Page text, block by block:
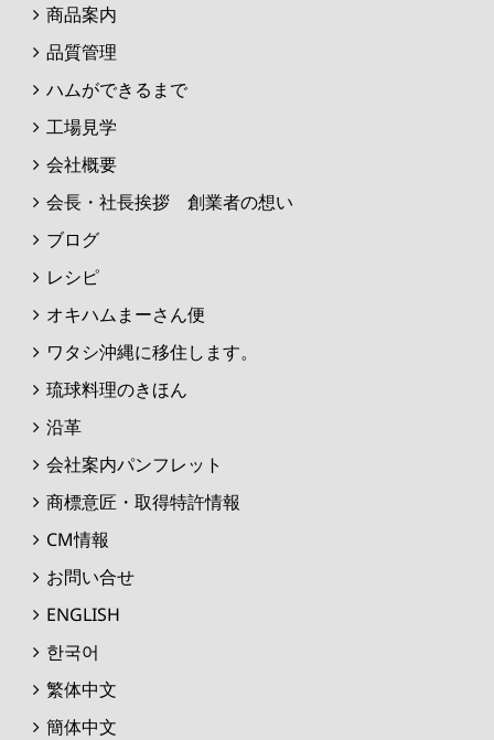
商品案内
品質管理
ハムができるまで
工場見学
会社概要
会長・社長挨拶 創業者の想い
ブログ
レシピ
オキハムまーさん便
ワタシ沖縄に移住します。
琉球料理のきほん
沿革
会社案内パンフレット
商標意匠・取得特許情報
CM情報
お問い合せ
ENGLISH
한국어
繁体中文
簡体中文